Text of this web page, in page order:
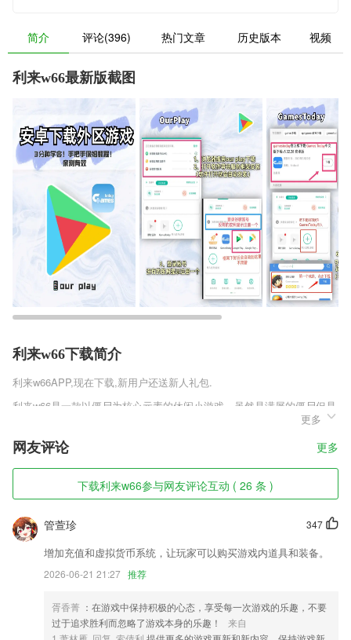
简介 评论(396) 热门文章 历史版本 视频
利来w66最新版截图
利来w66下载简介
利来w66APP,现在下载,新用户还送新人礼包.
利来w66是一款以僵尸为核心元素的休闲小游戏，虽然是满屏的僵尸但是
却非常的可爱，非常休闲的挂机玩法，让你能随时随地的开始新的战斗，
各种武器和防具都已经为你准备好，就等着你来上线打小僵尸了!
1,一键浏览文件，在线可以随时查看自己抓拍和录制的2265历史文件内
容；
2,采用系统本身的考试中心试题库指定试题练习，轻松简化课程上传操
作，教学更方便；
3,界面UI非常简洁美观，在线备考更加方便。
5,自由行产品：涵盖海岛特惠、蜜月度假、亲子旅行等主题，包括机+酒
超值套餐、特惠机票、邮轮、接送机，随时满足你的出行需求。
更多
网友评论 更多
下载利来w66参与网友评论互动 ( 26 条 )
347
管萱珍
增加充值和虚拟货币系统，让玩家可以购买游戏内道具和装备。
2026-06-21 21:27 推荐
胥香菁 ：在游戏中保持积极的心态，享受每一次游戏的乐趣，不要
过于追求胜利而忽略了游戏本身的乐趣！
来自